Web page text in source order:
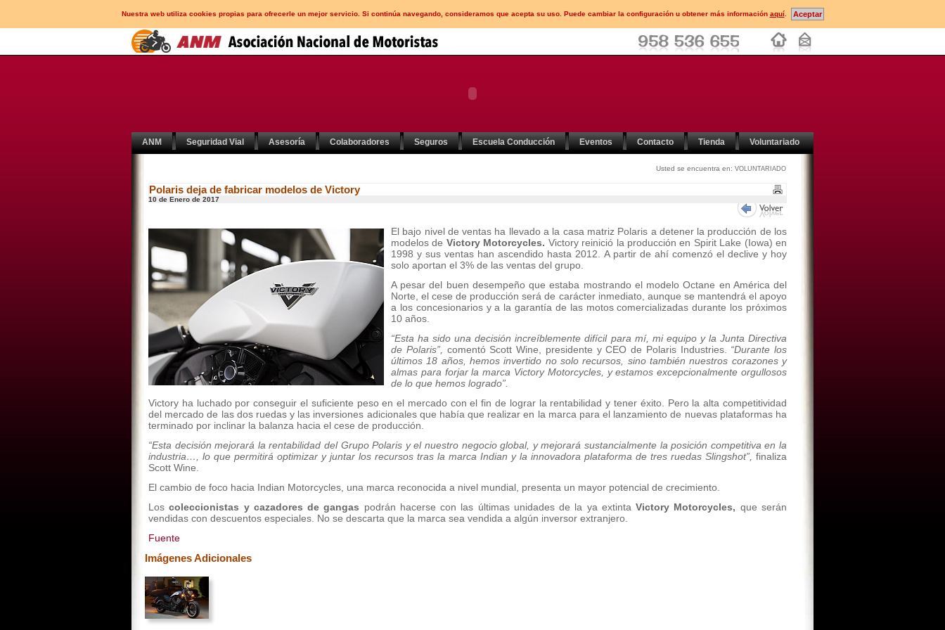
Nuestra web utiliza cookies propias para ofrecerle un mejor servicio. Si continúa navegando, consideramos que acepta su uso. Puede cambiar la configuración u obtener más información aquí.
ANM Seguridad Vial Asesoría Colaboradores Seguros Escuela Conducción Eventos Contacto Tienda Voluntariado
Usted se encuentra en: VOLUNTARIADO
Polaris deja de fabricar modelos de Victory
10 de Enero de 2017
El bajo nivel de ventas ha llevado a la casa matriz Polaris a detener la producción de los
modelos de Victory Motorcycles. Victory reinició la producción en Spirit Lake (Iowa) en
1998 y sus ventas han ascendido hasta 2012. A partir de ahí comenzó el declive y hoy
solo aportan el 3% de las ventas del grupo.
A pesar del buen desempeño que estaba mostrando el modelo Octane en América del
Norte, el cese de producción será de carácter inmediato, aunque se mantendrá el apoyo
a los concesionarios y a la garantía de las motos comercializadas durante los próximos
10 años.
“Esta ha sido una decisión increíblemente difícil para mí, mi equipo y la Junta Directiva
de Polaris”, comentó Scott Wine, presidente y CEO de Polaris Industries. “Durante los
últimos 18 años, hemos invertido no solo recursos, sino también nuestros corazones y
almas para forjar la marca Victory Motorcycles, y estamos excepcionalmente orgullosos
de lo que hemos logrado”.
Victory ha luchado por conseguir el suficiente peso en el mercado con el fin de lograr la rentabilidad y tener éxito. Pero la alta competitividad
del mercado de las dos ruedas y las inversiones adicionales que había que realizar en la marca para el lanzamiento de nuevas plataformas ha
terminado por inclinar la balanza hacia el cese de producción.
“Esta decisión mejorará la rentabilidad del Grupo Polaris y el nuestro negocio global, y mejorará sustancialmente la posición competitiva en la
industria…, lo que permitirá optimizar y juntar los recursos tras la marca Indian y la innovadora plataforma de tres ruedas Slingshot”, finaliza
Scott Wine.
El cambio de foco hacia Indian Motorcycles, una marca reconocida a nivel mundial, presenta un mayor potencial de crecimiento.
Loscoleccionistas y cazadores de gangas podrán hacerse con las últimas unidades de la ya extintaVictory Motorcycles, que serán
vendidas con descuentos especiales. No se descarta que la marca sea vendida a algún inversor extranjero.
Fuente
Imágenes Adicionales